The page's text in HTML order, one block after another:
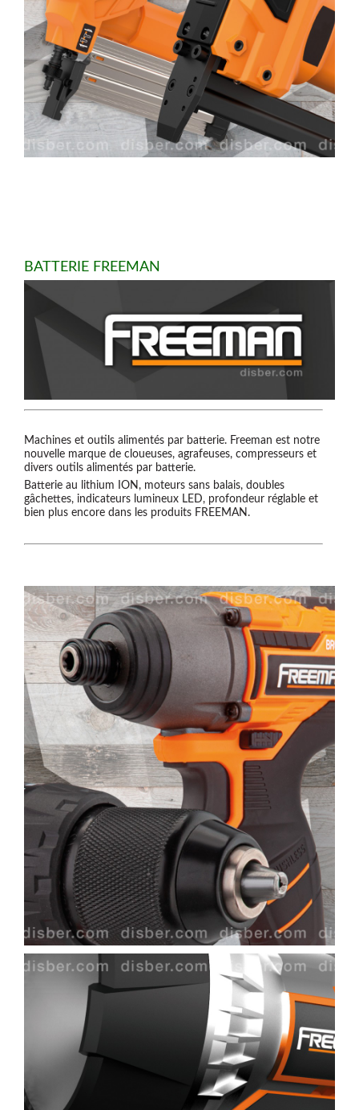
BATTERIE FREEMAN
Machines et outils alimentés par batterie. Freeman est notre
nouvelle marque de cloueuses, agrafeuses, compresseurs et
divers outils alimentés par batterie.
Batterie au lithium ION, moteurs sans balais, doubles
gâchettes, indicateurs lumineux LED, profondeur réglable et
bien plus encore dans les produits FREEMAN.